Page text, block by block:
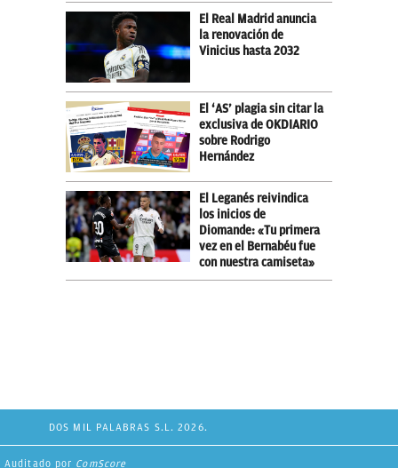
El Real Madrid anuncia
la renovación de
Vinicius hasta 2032
El ‘AS’ plagia sin citar la
exclusiva de OKDIARIO
sobre Rodrigo
Hernández
El Leganés reivindica
los inicios de
Diomande: «Tu primera
vez en el Bernabéu fue
con nuestra camiseta»
DOS MIL PALABRAS S.L. 2026.
Auditado por ComScore